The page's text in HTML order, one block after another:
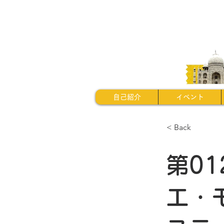
自己紹介 イベント
< Back
第
エ・